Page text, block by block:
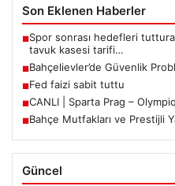
Son Eklenen Haberler
■Spor sonrası hedefleri
tavuk kasesi tarifi…
■Bahçelievler’de Güvenlik
■Fed faizi sabit tuttu
■CANLI | Sparta Prag –
■Bahçe Mutfakları ve Prestijli
Güncel